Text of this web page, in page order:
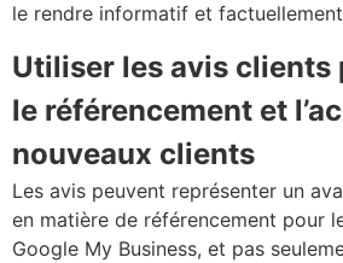
le rendre informatif et
Utiliser les avis clients
le référencement et
nouveaux clients
Les avis peuvent représenter un
en matière de référencement pour
Google My Business, et pas